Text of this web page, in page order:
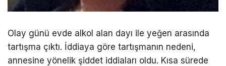
Olay günü evde alkol alan dayı ile yeğen arasında
tartışma çıktı. İddiaya göre tartışmanın nedeni,
annesine yönelik şiddet iddiaları oldu. Kısa sürede